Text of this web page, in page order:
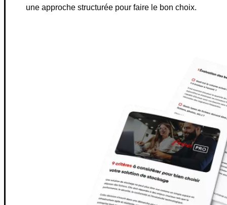
une approche structurée pour faire le bon choix.